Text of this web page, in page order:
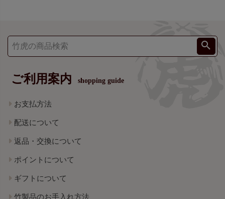
ご利用案内 shopping guide
お支払方法
配送について
返品・交換について
ポイントについて
ギフトについて
竹製品のお手入れ方法